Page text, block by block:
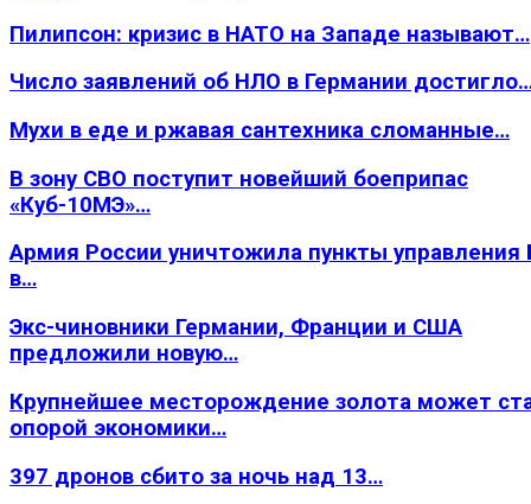
Пилипсон: кризис в НАТО на Западе называют…
Число заявлений об НЛО в Германии
Мухи в еде и ржавая сантехника сломанные…
В зону СВО поступит новейший боеприпас
«Куб-10МЭ»…
Армия России уничтожила пункты
в…
Экс-чиновники Германии, Франции и США
предложили новую…
Крупнейшее месторождение золота может
опорой экономики…
397 дронов сбито за ночь над 13…